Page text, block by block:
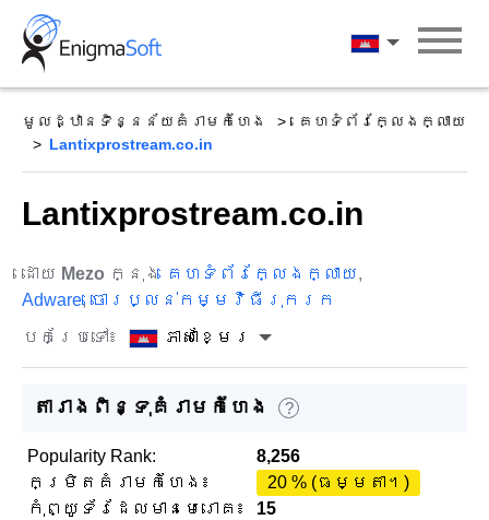
Skip
content
ភាសាខ្មែរ
មូលដ្ឋានទិន្នន័យគំរាមកំហែង
គេហទំព័រក្លែងក្លាយ
Lantixprostream.co.in
Lantixprostream.co.in
ដោយ Mezo ក្នុង គេហទំព័រក្លែងក្លាយ,
Adware, ចោរប្លន់កម្មវិធីរុករក
បកប្រែទៅ៖
ភាសាខ្មែរ
តារាងពិន្ទុគំរាមកំហែង ?
Popularity Rank:
8,256
កម្រិតគំរាមកំហែង៖
20 % (ធម្មតា។)
កុំព្យូទ័រដែលមានមេរោគ៖
15